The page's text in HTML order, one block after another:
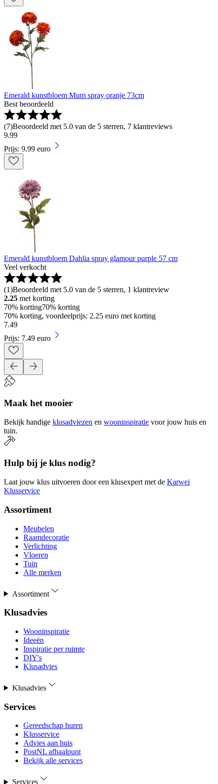
Emerald kunstbloem Mum spray oranje 73cm
Best beoordeeld
(7)Beoordeeld met 5.0 van de 5 sterren, 7 klantreviews
9.99
Prijs: 9.99 euro
Emerald kunstbloem Dahlia spray glamour purple 57 cm
Veel verkocht
(1)Beoordeeld met 5.0 van de 5 sterren, 1 klantreview
2.25 met korting
70% korting70% korting
70% korting, voordeelprijs: 2.25 euro met korting
7.49
Prijs: 7.49 euro
Maak het mooier
Bekijk handige klusadviezen en wooninspiratie voor jouw huis en
tuin.
Hulp bij je klus nodig?
Laat jouw klus uitvoeren door een klusexpert met de Karwei
Klusservice
Assortiment
Meubelen
Raamdecoratie
Verlichting
Vloeren
Tuin
Alle merken
Assortiment
Klusadvies
Wooninspiratie
Ideeën
Inspiratie per ruimte
DIY's
Klusadvies
Klusadvies
Services
Gereedschap huren
Klusservice
Advies aan huis
PostNL afhaalpunt
Bekijk alle services
Services